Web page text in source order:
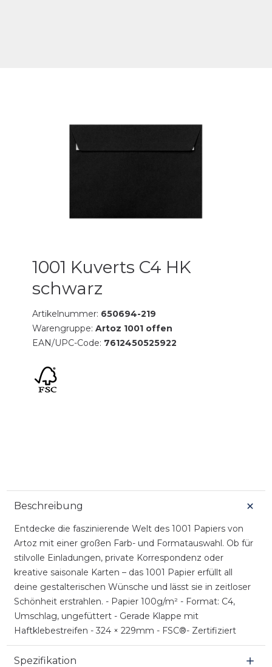
1001 Kuverts C4 HK
schwarz
Artikelnummer: 650694-219
Warengruppe:Artoz 1001 offen
EAN/UPC-Code: 7612450525922
Beschreibung
Entdecke die faszinierende Welt des 1001 Papiers von
Artoz mit einer großen Farb- und Formatauswahl. Ob für
stilvolle Einladungen, private Korrespondenz oder
kreative saisonale Karten – das 1001 Papier erfüllt all
deine gestalterischen Wünsche und lässt sie in zeitloser
Schönheit erstrahlen. - Papier 100g/m² - Format: C4,
Umschlag, ungefüttert - Gerade Klappe mit
Haftklebestreifen - 324 × 229mm - FSC®- Zertifiziert
Spezifikation